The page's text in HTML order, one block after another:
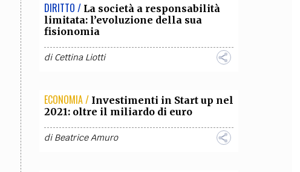
DIRITTO / La società a responsabilità
limitata: l’evoluzione della sua
fisionomia
diCettina Liotti
ECONOMIA / Investimenti in Start up nel
2021: oltre il miliardo di euro
diBeatrice Amuro